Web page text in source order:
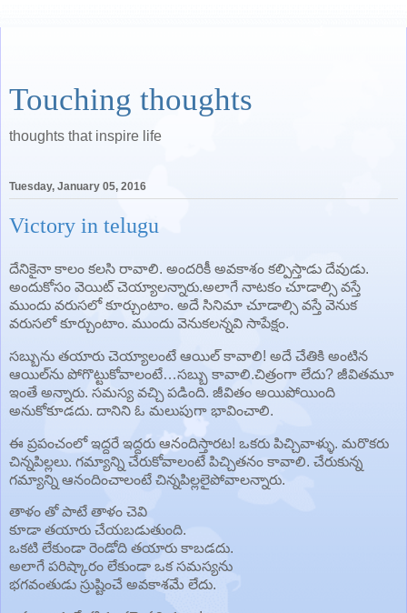
Touching thoughts
thoughts that inspire life
Tuesday, January 05, 2016
Victory in telugu
దేనికైనా కాలం కలసి రావాలి. అందరికీ అవకాశం కల్పిస్తాడు దేవుడు.
అందుకోసం వెయిట్‌ చెయ్యాలన్నారు.అలాగే నాటకం చూడాల్సి వస్తే
ముందు వరుసలో కూర్చుంటాం. అదే సినిమా చూడాల్సి వస్తే వెనుక
వరుసలో కూర్చుంటాం. ముందు వెనుకలన్నవి సాపేక్షం.
సబ్బును తయారు చెయ్యాలంటే ఆయిల్‌ కావాలి! అదే చేతికి అంటిన
ఆయిల్‌ను పోగొట్టుకోవాలంటే…సబ్బు కావాలి.చిత్రంగా లేదు? జీవితమూ
ఇంతే అన్నారు. సమస్య వచ్చి పడింది. జీవితం అయిపోయింది
అనుకోకూడదు. దానిని ఓ మలుపుగా భావించాలి.
ఈ ప్రపంచంలో ఇద్దరే ఇద్దరు ఆనందిస్తారట! ఒకరు పిచ్చివాళ్ళు. మరొకరు
చిన్నపిల్లలు. గమ్యాన్ని చేరుకోవాలంటే పిచ్చితనం కావాలి. చేరుకున్న
గమ్యాన్ని ఆనందించాలంటే చిన్నపిల్లలైపోవాలన్నారు.
తాళం తో పాటే తాళం చెవి
కూడా తయారు చేయబడుతుంది.
ఒకటి లేకుండా రెండోది తయారు కాబడదు.
అలాగే పరిష్కారం లేకుండా ఒక సమస్యను
భగవంతుడు స్రుష్టించే అవకాశమే లేదు.